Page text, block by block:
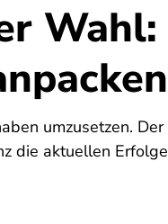
Wahl:
umzusetzen. Der
die aktuellen Erfolge